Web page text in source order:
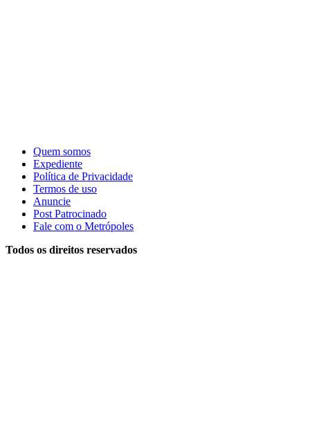
Quem somos
Expediente
Política de Privacidade
Termos de uso
Anuncie
Post Patrocinado
Fale com o Metrópoles
Todos os direitos reservados